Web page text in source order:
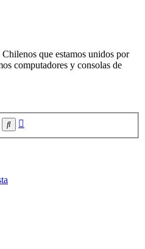
que estamos unidos por
computadores y consolas de
Buscar